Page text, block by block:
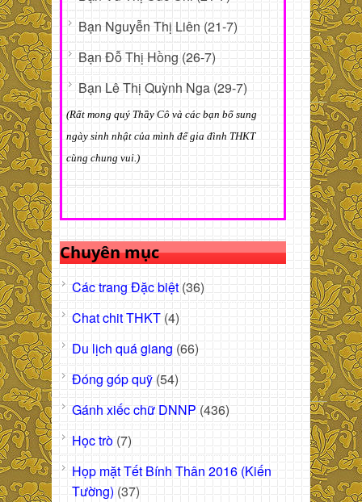
Bạn Nguyễn Thị Liên (21-7)
Bạn Đỗ Thị Hồng (26-7)
Bạn Lê Thị Quỳnh Nga (29-7)
(Rất mong quý Thầy Cô và các bạn bổ sung
ngày sinh nhật của mình để gia đình THKT
cùng chung vui.)
Chuyên mục
Các trang Đặc biệt (36)
Chat chit THKT (4)
Du lịch quá giang (66)
Đóng góp quỹ (54)
Gánh xiếc chữ DNNP (436)
Học trò (7)
Họp mặt Tết Bính Thân 2016 (Kiến
Tường) (37)